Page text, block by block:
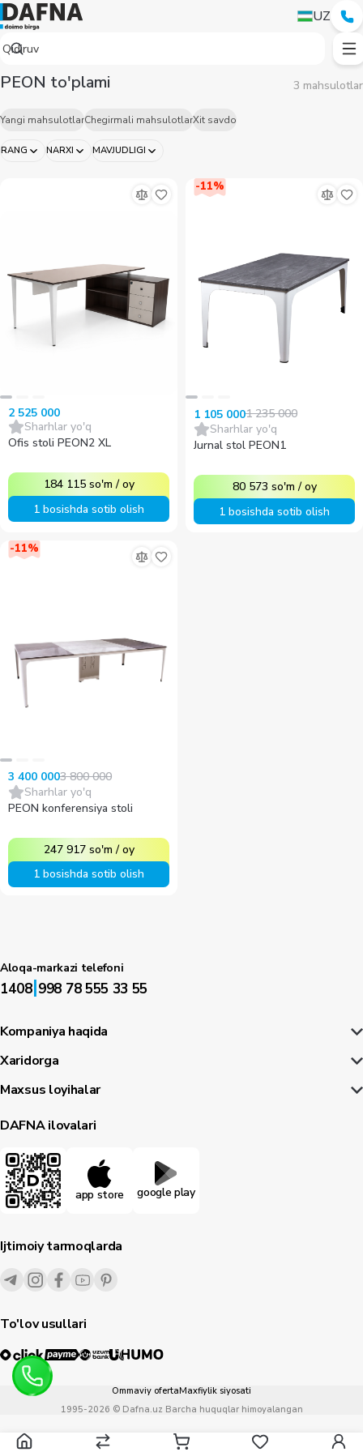
UZ
RANG NARXI MAVJUDLIGI
PEON to'plami 3 mahsulotlar
Yangi mahsulotlarChegirmali mahsulotlarXit savdo
2 525 000
Sharhlar yo'q
Ofis stoli PEON2 XL
184 115 so'm /oy
1 bosishda sotib olish
-11%
1 105 0001 235 000
Sharhlar yo'q
Jurnal stol PEON1
80 573 so'm /oy
1 bosishda sotib olish
-11%
3 400 0003 800 000
Sharhlar yo'q
PEON konferensiya stoli
247 917 so'm /oy
1 bosishda sotib olish
Aloqa-markazi telefoni
1408|998 78 555 33 55
Kompaniya haqida
Xaridorga
Maxsus loyihalar
DAFNA ilovalari
app store google play
Ijtimoiy tarmoqlarda
To'lov usullari
1995-2026 © Dafna.uz Barcha huquqlar himoyalangan
Ommaviy ofertaMaxfiylik siyosati